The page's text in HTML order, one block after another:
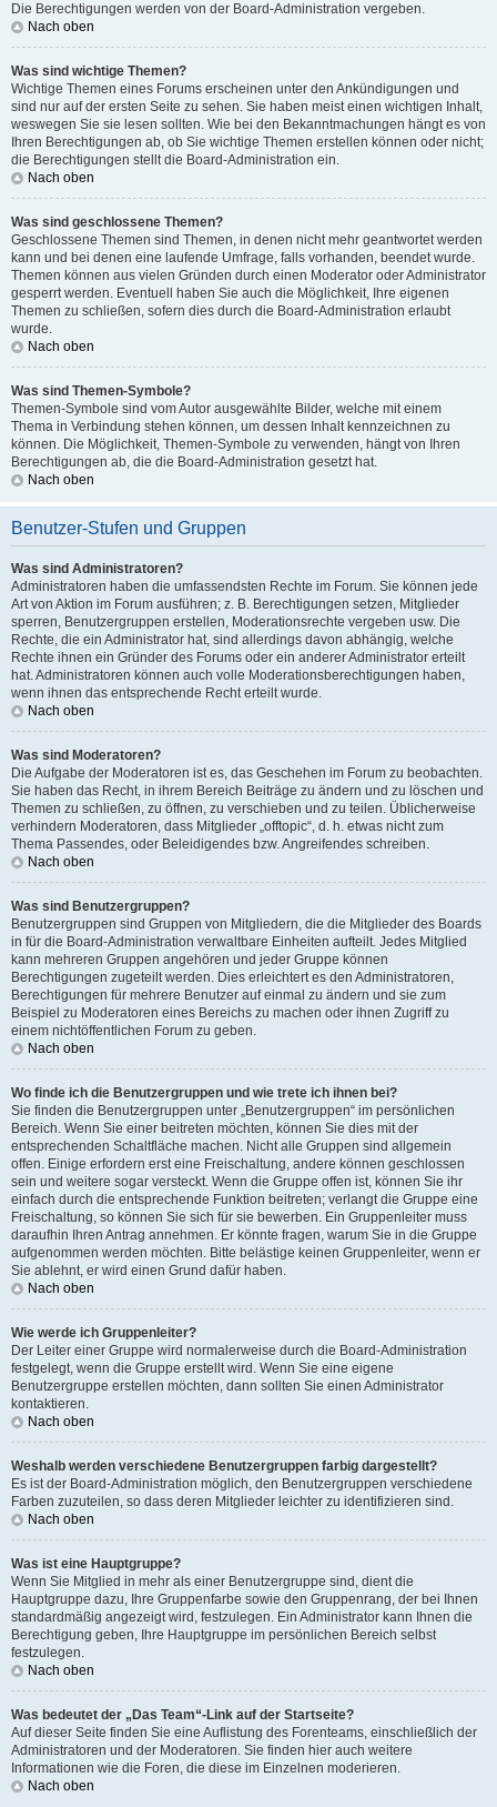
Die Berechtigungen werden von der Board-Administration vergeben.
Nach oben
Was sind wichtige Themen?
Wichtige Themen eines Forums erscheinen unter den Ankündigungen und
sind nur auf der ersten Seite zu sehen. Sie haben meist einen wichtigen Inhalt,
weswegen Sie sie lesen sollten. Wie bei den Bekanntmachungen hängt es von
Ihren Berechtigungen ab, ob Sie wichtige Themen erstellen können oder nicht;
die Berechtigungen stellt die Board-Administration ein.
Nach oben
Was sind geschlossene Themen?
Geschlossene Themen sind Themen, in denen nicht mehr geantwortet werden
kann und bei denen eine laufende Umfrage, falls vorhanden, beendet wurde.
Themen können aus vielen Gründen durch einen Moderator oder Administrator
gesperrt werden. Eventuell haben Sie auch die Möglichkeit, Ihre eigenen
Themen zu schließen, sofern dies durch die Board-Administration erlaubt
wurde.
Nach oben
Was sind Themen-Symbole?
Themen-Symbole sind vom Autor ausgewählte Bilder, welche mit einem
Thema in Verbindung stehen können, um dessen Inhalt kennzeichnen zu
können. Die Möglichkeit, Themen-Symbole zu verwenden, hängt von Ihren
Berechtigungen ab, die die Board-Administration gesetzt hat.
Nach oben
Benutzer-Stufen und Gruppen
Was sind Administratoren?
Administratoren haben die umfassendsten Rechte im Forum. Sie können jede
Art von Aktion im Forum ausführen; z. B. Berechtigungen setzen, Mitglieder
sperren, Benutzergruppen erstellen, Moderationsrechte vergeben usw. Die
Rechte, die ein Administrator hat, sind allerdings davon abhängig, welche
Rechte ihnen ein Gründer des Forums oder ein anderer Administrator erteilt
hat. Administratoren können auch volle Moderationsberechtigungen haben,
wenn ihnen das entsprechende Recht erteilt wurde.
Nach oben
Was sind Moderatoren?
Die Aufgabe der Moderatoren ist es, das Geschehen im Forum zu beobachten.
Sie haben das Recht, in ihrem Bereich Beiträge zu ändern und zu löschen und
Themen zu schließen, zu öffnen, zu verschieben und zu teilen. Üblicherweise
verhindern Moderatoren, dass Mitglieder „offtopic“, d. h. etwas nicht zum
Thema Passendes, oder Beleidigendes bzw. Angreifendes schreiben.
Nach oben
Was sind Benutzergruppen?
Benutzergruppen sind Gruppen von Mitgliedern, die die Mitglieder des Boards
in für die Board-Administration verwaltbare Einheiten aufteilt. Jedes Mitglied
kann mehreren Gruppen angehören und jeder Gruppe können
Berechtigungen zugeteilt werden. Dies erleichtert es den Administratoren,
Berechtigungen für mehrere Benutzer auf einmal zu ändern und sie zum
Beispiel zu Moderatoren eines Bereichs zu machen oder ihnen Zugriff zu
einem nichtöffentlichen Forum zu geben.
Nach oben
Wo finde ich die Benutzergruppen und wie trete ich ihnen bei?
Sie finden die Benutzergruppen unter „Benutzergruppen“ im persönlichen
Bereich. Wenn Sie einer beitreten möchten, können Sie dies mit der
entsprechenden Schaltfläche machen. Nicht alle Gruppen sind allgemein
offen. Einige erfordern erst eine Freischaltung, andere können geschlossen
sein und weitere sogar versteckt. Wenn die Gruppe offen ist, können Sie ihr
einfach durch die entsprechende Funktion beitreten; verlangt die Gruppe eine
Freischaltung, so können Sie sich für sie bewerben. Ein Gruppenleiter muss
daraufhin Ihren Antrag annehmen. Er könnte fragen, warum Sie in die Gruppe
aufgenommen werden möchten. Bitte belästige keinen Gruppenleiter, wenn er
Sie ablehnt, er wird einen Grund dafür haben.
Nach oben
Wie werde ich Gruppenleiter?
Der Leiter einer Gruppe wird normalerweise durch die Board-Administration
festgelegt, wenn die Gruppe erstellt wird. Wenn Sie eine eigene
Benutzergruppe erstellen möchten, dann sollten Sie einen Administrator
kontaktieren.
Nach oben
Weshalb werden verschiedene Benutzergruppen farbig dargestellt?
Es ist der Board-Administration möglich, den Benutzergruppen verschiedene
Farben zuzuteilen, so dass deren Mitglieder leichter zu identifizieren sind.
Nach oben
Was ist eine Hauptgruppe?
Wenn Sie Mitglied in mehr als einer Benutzergruppe sind, dient die
Hauptgruppe dazu, Ihre Gruppenfarbe sowie den Gruppenrang, der bei Ihnen
standardmäßig angezeigt wird, festzulegen. Ein Administrator kann Ihnen die
Berechtigung geben, Ihre Hauptgruppe im persönlichen Bereich selbst
festzulegen.
Nach oben
Was bedeutet der „Das Team“-Link auf der Startseite?
Auf dieser Seite finden Sie eine Auflistung des Forenteams, einschließlich der
Administratoren und der Moderatoren. Sie finden hier auch weitere
Informationen wie die Foren, die diese im Einzelnen moderieren.
Nach oben